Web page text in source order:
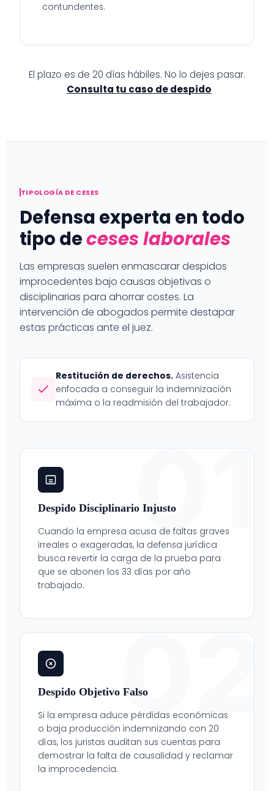
contundentes.
El plazo es de 20 días hábiles. No lo dejes pasar.
Consulta tu caso de despido
TIPOLOGÍA DE CESES
Defensa experta en todo
tipo deceses laborales
Las empresas suelen enmascarar despidos
improcedentes bajo causas objetivas o
disciplinarias para ahorrar costes. La
intervención de abogados permite destapar
estas prácticas ante el juez.
Restitución de derechos. Asistencia
enfocada a conseguir la indemnización
máxima o la readmisión del trabajador.
01
Despido Disciplinario Injusto
Cuando la empresa acusa de faltas graves
irreales o exageradas, la defensa jurídica
busca revertir la carga de la prueba para
que se abonen los 33 días por año
trabajado.
02
Despido Objetivo Falso
Si la empresa aduce pérdidas económicas
o baja producción indemnizando con 20
días, los juristas auditan sus cuentas para
demostrar la falta de causalidad y reclamar
la improcedencia.